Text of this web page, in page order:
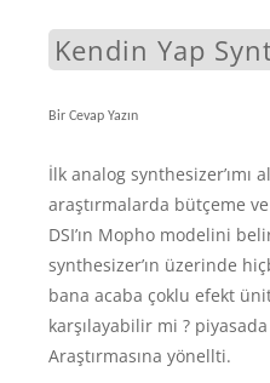
Kendin Yap
Bir Cevap Yazın
İlk analog synthesizer’ımı
araştırmalarda bütçeme
DSI’ın Mopho modelini
synthesizer’ın üzerinde
bana acaba çoklu efekt
karşılayabilir mi ?
Araştırmasına yönellti.